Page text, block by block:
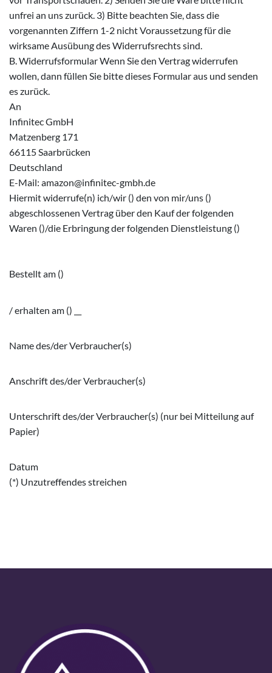
unfrei an uns zurück. 3) Bitte beachten Sie, dass die
vorgenannten Ziffern 1-2 nicht Voraussetzung für die
wirksame Ausübung des Widerrufsrechts sind.
B. Widerrufsformular Wenn Sie den Vertrag widerrufen
wollen, dann füllen Sie bitte dieses Formular aus und senden
es zurück.
An
Infinitec GmbH
Matzenberg 171
66115 Saarbrücken
Deutschland
E-Mail: amazon@infinitec-gmbh.de
Hiermit widerrufe(n) ich/wir () den von mir/uns ()
abgeschlossenen Vertrag über den Kauf der folgenden
Waren ()/die Erbringung der folgenden Dienstleistung ()
Bestellt am ()
/ erhalten am () __
Name des/der Verbraucher(s)
Anschrift des/der Verbraucher(s)
Unterschrift des/der Verbraucher(s) (nur bei Mitteilung auf
Papier)
Datum
(*) Unzutreffendes streichen